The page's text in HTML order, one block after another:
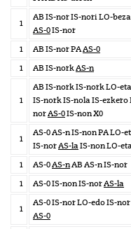
1
AB IS-nor IS-nori LO-
AS-0IS-nor
1
AB IS-nor PAAS-0
1
AB IS-norkAS-n
1
AB IS-nork IS-nork LO-eta
IS-nork IS-nola IS-ezkero
norAS-0IS-non X0
1
AS-0 AS-n IS-non PA LO-
IS-norAS-laIS-non LO-
1
AS-0AS-nAB AS-n IS-nor
1
AS-0 IS-non IS-norAS-la
1
AS-0 IS-nor LO-edo IS-nor
AS-0